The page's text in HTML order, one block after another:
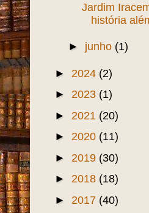
Jardim
história
► junho (1)
► 2024 (2)
► 2023 (1)
► 2021 (20)
► 2020 (11)
► 2019 (30)
► 2018 (18)
► 2017 (40)